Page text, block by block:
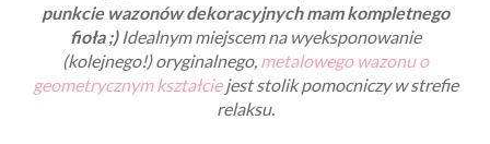
punkcie wazonów dekoracyjnych mam kompletnego
fioła ;) Idealnym miejscem na wyeksponowanie
(kolejnego!) oryginalnego, metalowego wazonu o
geometrycznym kształciejest stolik pomocniczy w strefie
relaksu.